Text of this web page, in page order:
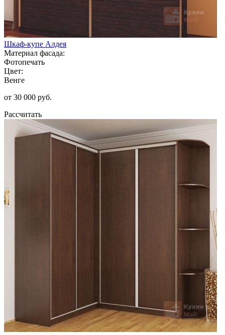
Шкаф-купе Алдея
Материал фасада:
Фотопечать
Цвет:
Венге
от 30 000 руб.
Рассчитать